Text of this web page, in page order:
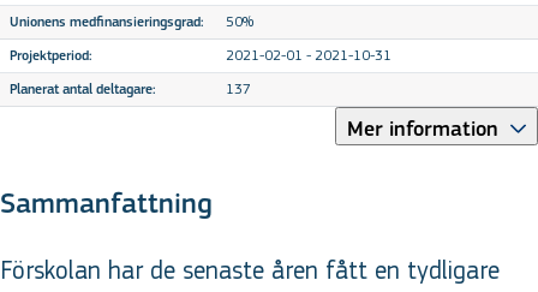
Unionens medfinansieringsgrad: 50%
Projektperiod: 2021-02-01 - 2021-10-31
Planerat antal deltagare: 137
Mer information
Sammanfattning
Förskolan har de senaste åren fått en tydligare